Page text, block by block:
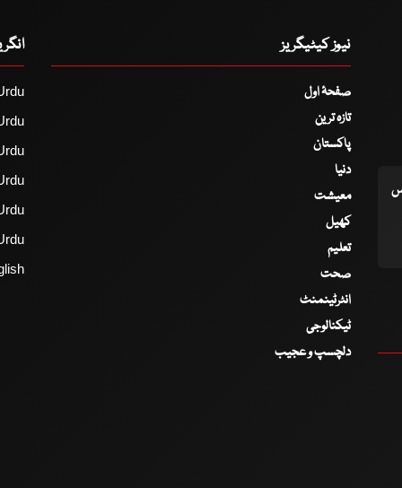
نیوز کیٹیگریز
صفحۂ اول
تازہ ترین
پاکستان
دنیا
معیشت
کھیل
تعلیم
صحت
انٹرٹینمنٹ
ٹیکنالوجی
دلچسپ و عجیب